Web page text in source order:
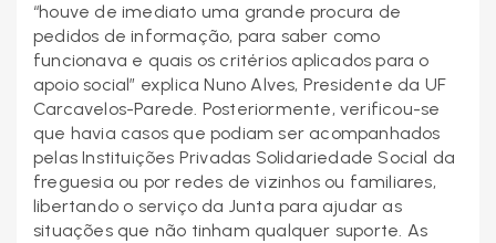
“houve de imediato uma grande procura de
pedidos de informação, para saber como
funcionava e quais os critérios aplicados para o
apoio social” explica Nuno Alves, Presidente da UF
Carcavelos-Parede. Posteriormente, verificou-se
que havia casos que podiam ser acompanhados
pelas Instituições Privadas Solidariedade Social da
freguesia ou por redes de vizinhos ou familiares,
libertando o serviço da Junta para ajudar as
situações que não tinham qualquer suporte. As